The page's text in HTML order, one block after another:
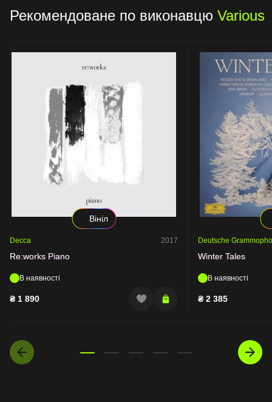
Рекомендоване по виконавцю Various
Вініл
Decca 2017
Re:works Piano
В наявності
₴ 1 890
Deutsche
Winter Tales
В наявності
₴ 2 385